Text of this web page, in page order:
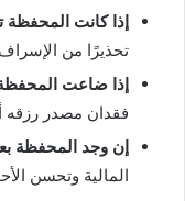
إذا كانت المحفظة
تحذيرًا من
إذا ضاعت
فقدان مصدر رزقه
إن وجد المحفظة
المالية وتحسن